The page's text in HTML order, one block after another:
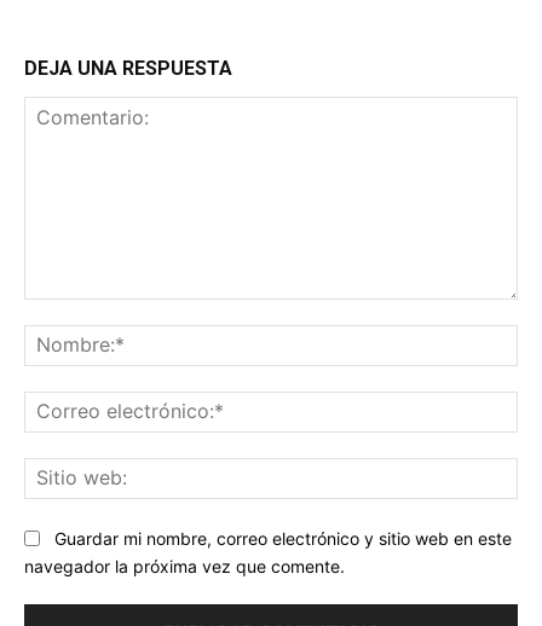
DEJA UNA RESPUESTA
Guardar mi nombre, correo electrónico y sitio web en este
navegador la próxima vez que comente.